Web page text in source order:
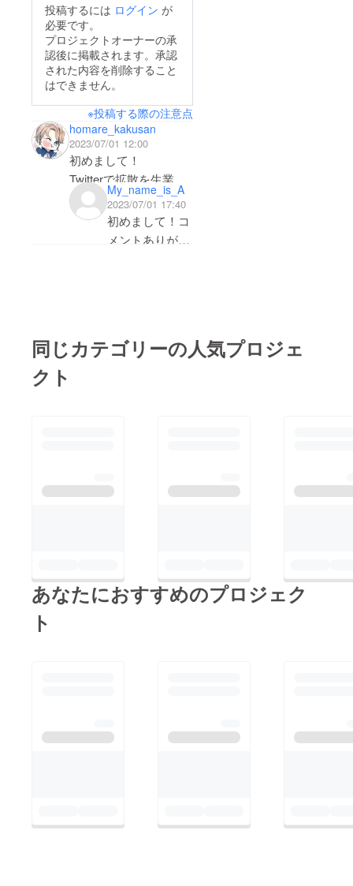
投稿するには ログイン が
必要です。
プロジェクトオーナーの承
認後に掲載されます。承認
された内容を削除すること
はできません。
※投稿する際の注意点
homare_kakusan
2023/07/01 12:00
初めまして！
Twitterで拡散を生業と
していますホマレ
(Twitterフォロワー2.5
万)と申します。
す。
ンペーンしておりまし
て、初めてココナラご
ご利用の際は下記URL
からご利用ください。
絡おまちしておりま
My_name_is_A
2023/07/01 17:40
初めまして！コ
メントありがと
いました！
同じカテゴリーの人気プロジェ
クト
あなたにおすすめのプロジェク
ト